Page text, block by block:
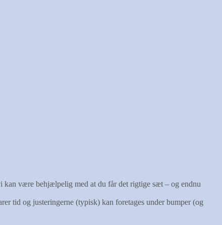
være behjælpelig med at du får det rigtige sæt – og endnu
tid og justeringerne (typisk) kan foretages under bumper (og